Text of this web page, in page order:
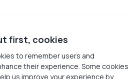
first, cookies
to remember users and
their experience. Some cookies
us improve your experience by